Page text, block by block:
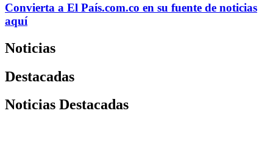
Convierta a El País.com.co en su fuente de noticias
aquí
Noticias
Destacadas
Noticias Destacadas